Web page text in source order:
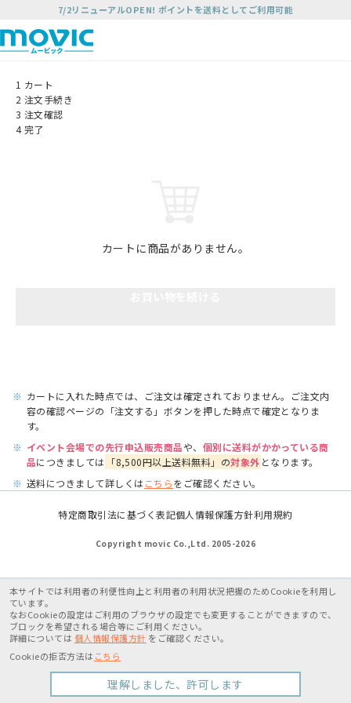
7/2リニューアルOPEN! ポイントを送料としてご利用可能
1 カート
2 注文手続き
3 注文確認
4 完了
カートに商品がありません。
※ カートに入れた時点では、ご注文は確定されておりません。ご注文内
容の確認ページの「注文する」ボタンを押した時点で確定となりま
す。
※ イベント会場での先行申込販売商品や、 個別に送料がかかっている商
品につきましては 「8,500円以上送料無料」の対象外 となります。
※ 送料につきまして詳しくはこちらをご確認ください。
特定商取引法に基づく表記個人情報保護方針利用規約
Copyright movic Co.,Ltd. 2005-2026
本サイトでは利用者の利便性向上と利用者の利用状況把握のためCookieを利用し
ています。
なおCookieの設定はご利用のブラウザの設定でも変更することができますので、
ブロックを希望される場合等にご利用ください。
詳細については 個人情報保護方針 をご確認ください。
Cookieの拒否方法は こちら
理解しました、許可します